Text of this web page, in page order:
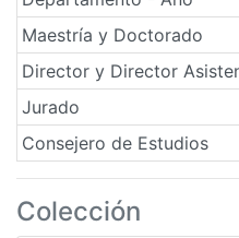
Maestría y Doctorado
Director y Director
Jurado
Consejero de Estudios
Colección